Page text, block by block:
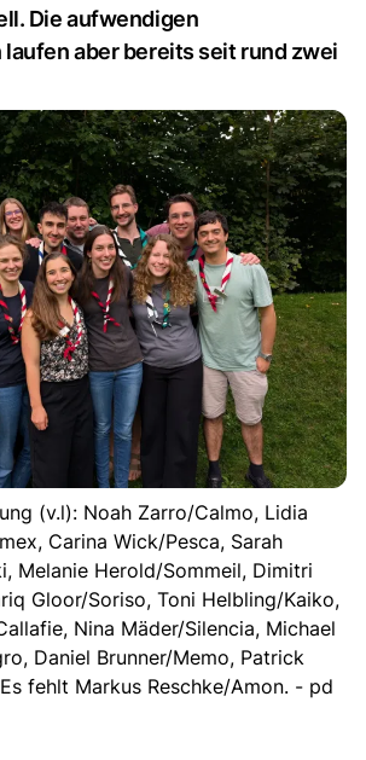
Die aufwendigen
aber bereits seit rund zwei
(v.l): Noah Zarro/Calmo, Lidia
Carina Wick/Pesca, Sarah
Melanie Herold/Sommeil, Dimitri
Gloor/Soriso, Toni Helbling/Kaiko,
Nina Mäder/Silencia, Michael
Daniel Brunner/Memo, Patrick
fehlt Markus Reschke/Amon. - pd